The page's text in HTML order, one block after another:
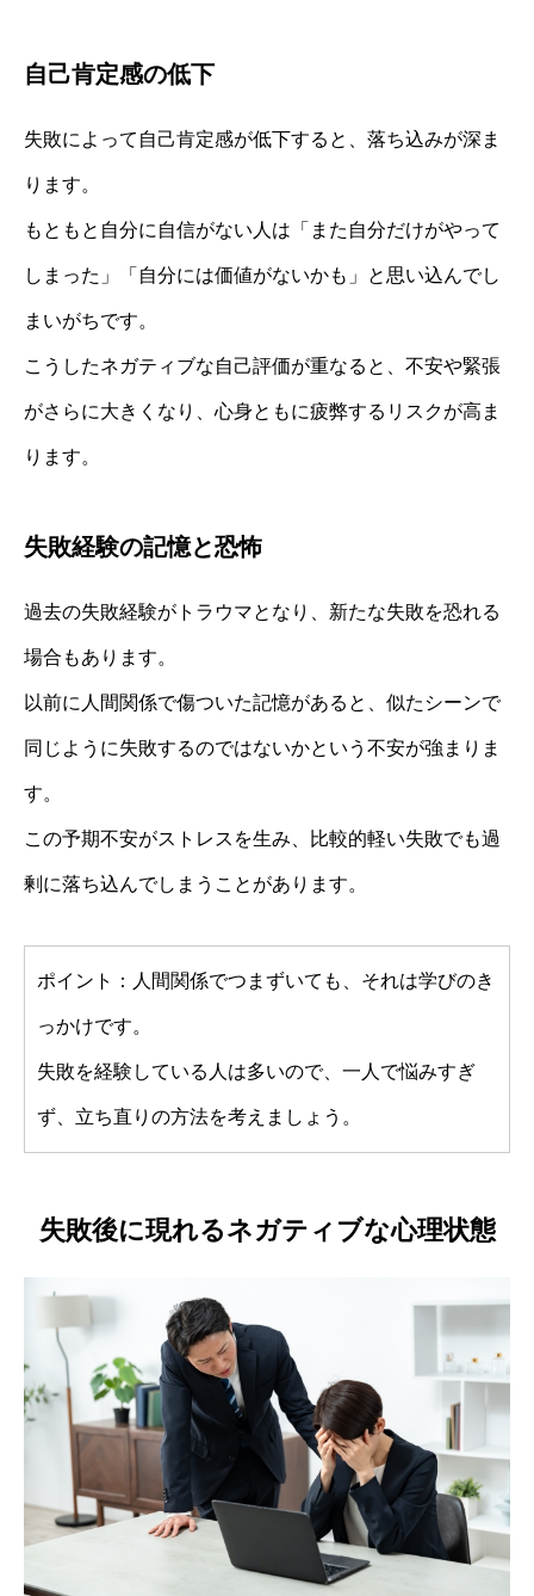
自己肯定感の低下
失敗によって自己肯定感が低下すると、落ち込みが深ま
ります。
もともと自分に自信がない人は「また自分だけがやって
しまった」「自分には価値がないかも」と思い込んでし
まいがちです。
こうしたネガティブな自己評価が重なると、不安や緊張
がさらに大きくなり、心身ともに疲弊するリスクが高ま
ります。
失敗経験の記憶と恐怖
過去の失敗経験がトラウマとなり、新たな失敗を恐れる
場合もあります。
以前に人間関係で傷ついた記憶があると、似たシーンで
同じように失敗するのではないかという不安が強まりま
す。
この予期不安がストレスを生み、比較的軽い失敗でも過
剰に落ち込んでしまうことがあります。
ポイント：人間関係でつまずいても、それは学びのき
っかけです。
失敗を経験している人は多いので、一人で悩みすぎ
ず、立ち直りの方法を考えましょう。
失敗後に現れるネガティブな心理状態